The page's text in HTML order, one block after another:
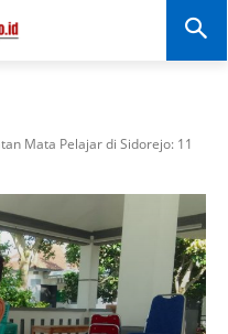
SEPUTAR JATIM
Portal Informasi Dan
Mata Pelajar di Sidorejo: 11